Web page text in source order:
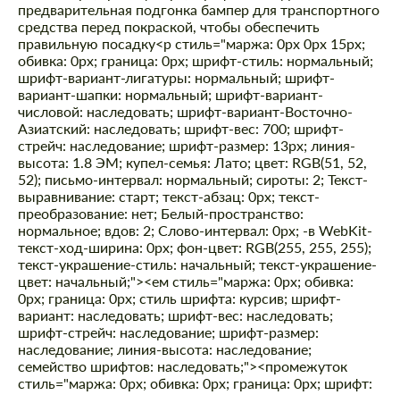
предварительная подгонка бампер для транспортного
средства перед покраской, чтобы обеспечить
правильную посадку<р стиль="маржа: 0px 0px 15px;
обивка: 0px; граница: 0px; шрифт-стиль: нормальный;
шрифт-вариант-лигатуры: нормальный; шрифт-
вариант-шапки: нормальный; шрифт-вариант-
числовой: наследовать; шрифт-вариант-Восточно-
Азиатский: наследовать; шрифт-вес: 700; шрифт-
стрейч: наследование; шрифт-размер: 13px; линия-
высота: 1.8 ЭМ; купел-семья: Лато; цвет: RGB(51, 52,
52); письмо-интервал: нормальный; сироты: 2; Текст-
выравнивание: старт; текст-абзац: 0px; текст-
преобразование: нет; Белый-пространство:
нормальное; вдов: 2; Слово-интервал: 0px; -в WebKit-
текст-ход-ширина: 0px; фон-цвет: RGB(255, 255, 255);
текст-украшение-стиль: начальный; текст-украшение-
цвет: начальный;"><ем стиль="маржа: 0px; обивка:
0px; граница: 0px; стиль шрифта: курсив; шрифт-
вариант: наследовать; шрифт-вес: наследовать;
шрифт-стрейч: наследование; шрифт-размер:
наследование; линия-высота: наследование;
семейство шрифтов: наследовать;"><промежуток
стиль="маржа: 0px; обивка: 0px; граница: 0px; шрифт:
Мы говорим на вашем языке
Мы говорим на вашем языке